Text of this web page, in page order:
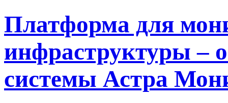
Платформа для
инфраструктуры –
системы Астра